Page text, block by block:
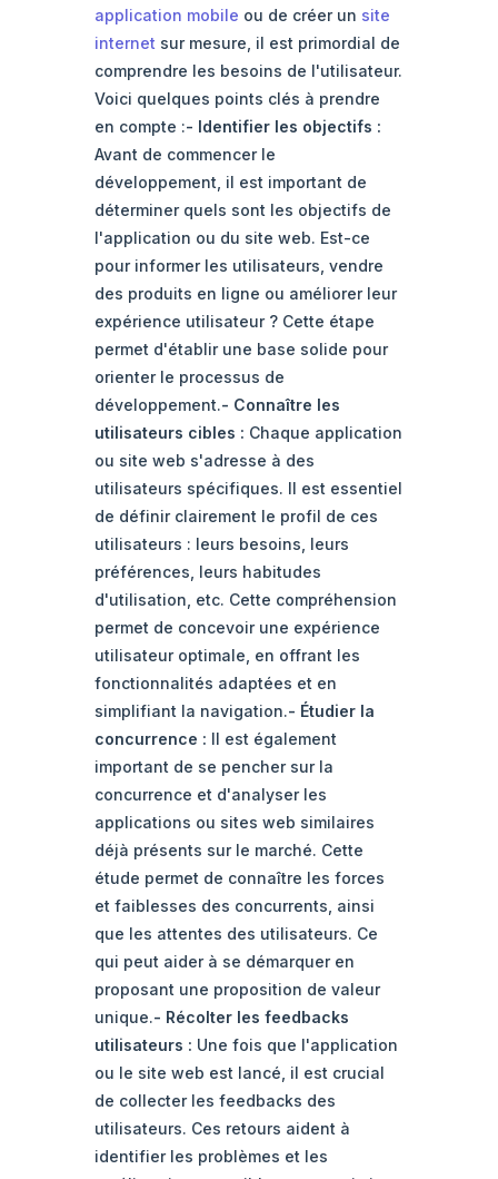
application mobile ou de créer un site
internet sur mesure, il est primordial de
comprendre les besoins de l'utilisateur.
Voici quelques points clés à prendre
en compte :- Identifier les objectifs :
Avant de commencer le
développement, il est important de
déterminer quels sont les objectifs de
l'application ou du site web. Est-ce
pour informer les utilisateurs, vendre
des produits en ligne ou améliorer leur
expérience utilisateur ? Cette étape
permet d'établir une base solide pour
orienter le processus de
développement.- Connaître les
utilisateurs cibles : Chaque application
ou site web s'adresse à des
utilisateurs spécifiques. Il est essentiel
de définir clairement le profil de ces
utilisateurs : leurs besoins, leurs
préférences, leurs habitudes
d'utilisation, etc. Cette compréhension
permet de concevoir une expérience
utilisateur optimale, en offrant les
fonctionnalités adaptées et en
simplifiant la navigation.- Étudier la
concurrence : Il est également
important de se pencher sur la
concurrence et d'analyser les
applications ou sites web similaires
déjà présents sur le marché. Cette
étude permet de connaître les forces
et faiblesses des concurrents, ainsi
que les attentes des utilisateurs. Ce
qui peut aider à se démarquer en
proposant une proposition de valeur
unique.- Récolter les feedbacks
utilisateurs : Une fois que l'application
ou le site web est lancé, il est crucial
de collecter les feedbacks des
utilisateurs. Ces retours aident à
identifier les problèmes et les